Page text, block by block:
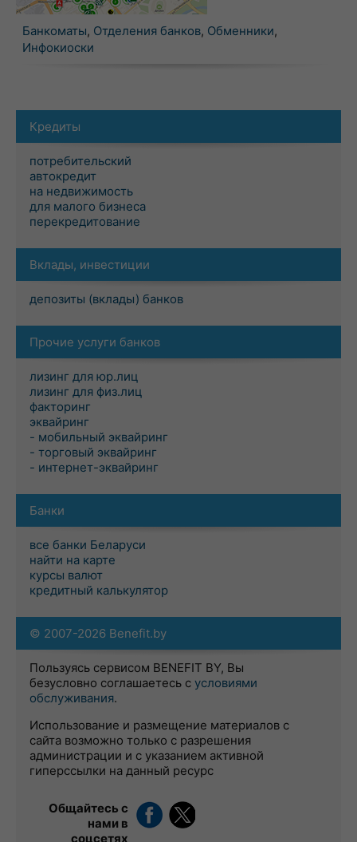
Банкоматы, Отделения банков, Обменники,
Инфокиоски
Кредиты
потребительский
автокредит
на недвижимость
для малого бизнеса
перекредитование
Вклады, инвестиции
депозиты (вклады) банков
Прочие услуги банков
лизинг для юр.лиц
лизинг для физ.лиц
факторинг
эквайринг
- мобильный эквайринг
- торговый эквайринг
- интернет-эквайринг
Банки
все банки Беларуси
найти на карте
курсы валют
кредитный калькулятор
© 2007-2026 Benefit.by
Пользуясь сервисом BENEFIT BY, Вы
безусловно соглашаетесь с условиями
обслуживания.
Использование и размещение материалов с
сайта возможно только с разрешения
администрации и с указанием активной
гиперссылки на данный ресурс
Общайтесь с
нами в
соцсетях